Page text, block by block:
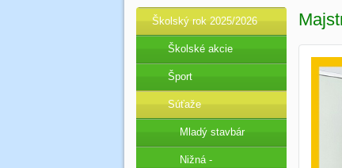
Školský rok 2025/2026
Školské akcie
Šport
Súťaže
Mladý stavbár
Nižná -